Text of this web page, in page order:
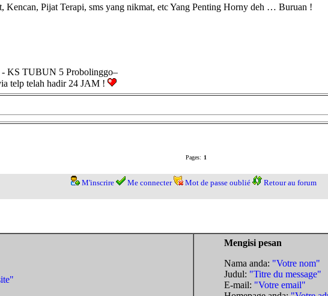
Kencan, Pijat Terapi, sms yang nikmat, etc Yang Penting Horny deh … Buruan !
- KS TUBUN 5 Probolinggo–
telp telah hadir 24 JAM !
Pages: 1
M'inscrire Me connecter Mot de passe oublié Retour au forum
Mengisi pesan
Nama anda: "Votre nom"
Judul: "Titre du message"
E-mail: "Votre email"